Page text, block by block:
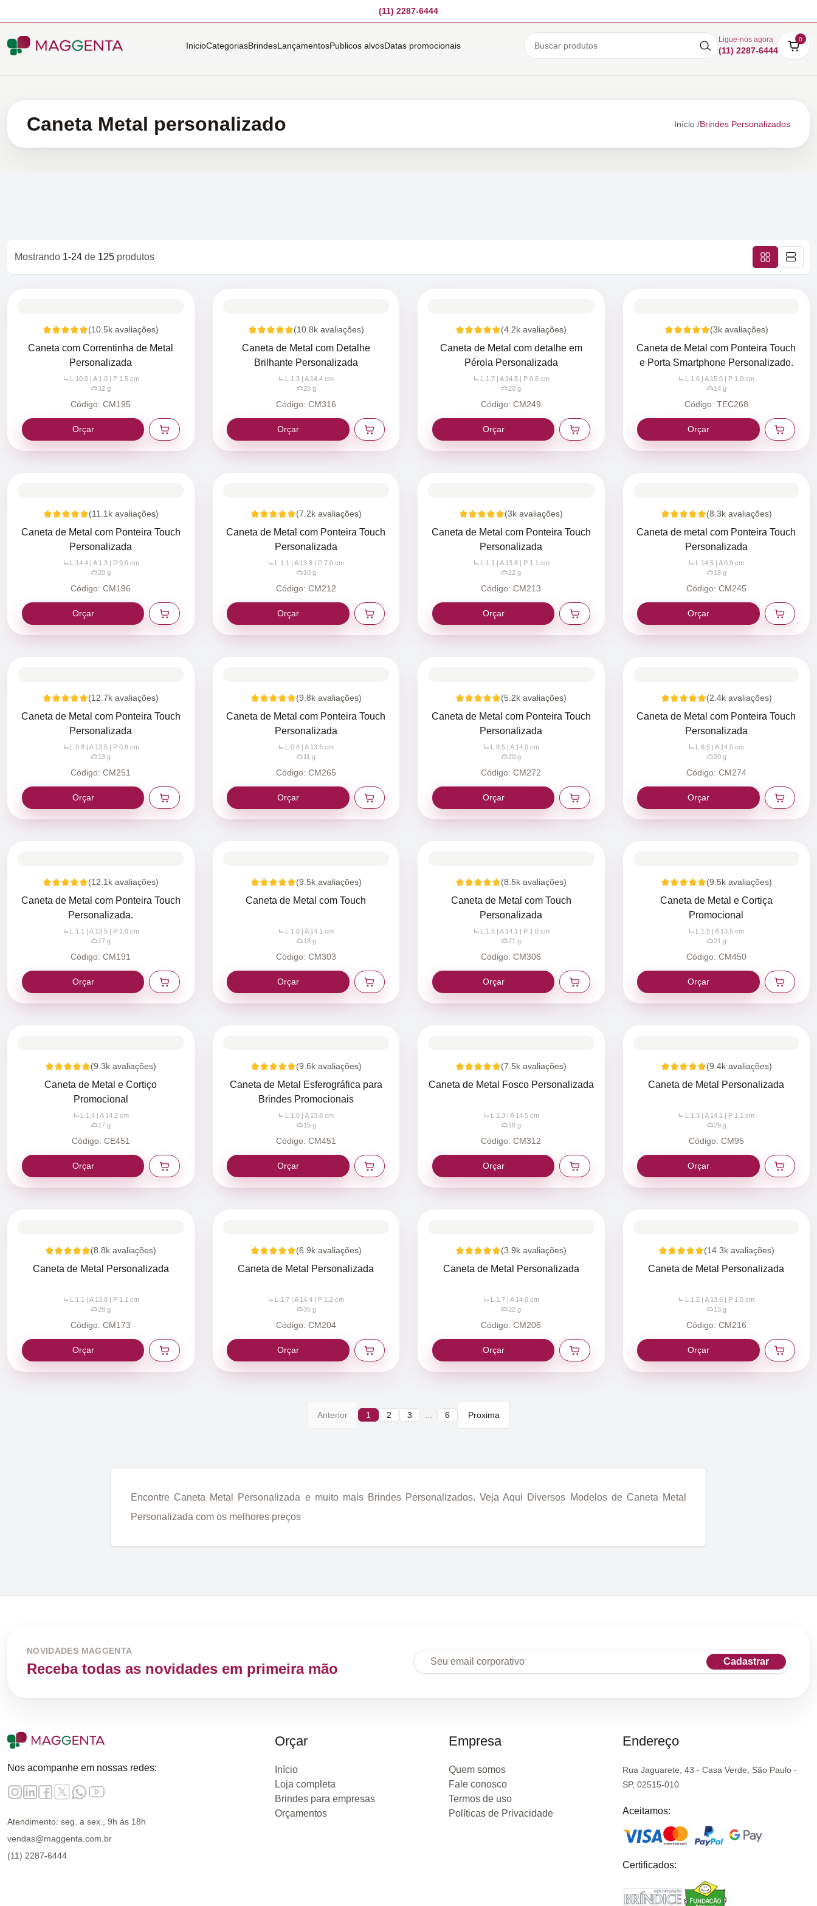
(11) 2287-6444
InicioCategoriasBrindesLançamentosPublicos alvosDatas promocionais
Ligue-nos agora
(11) 2287-6444
0
Caneta Metal personalizado Início /Brindes Personalizados
Mostrando 1-24 de 125 produtos
(10.5k avaliações)
Caneta com Correntinha de Metal
Personalizada
L 10.0 | A 1.0 | P 1.5cm
32 g
Código:CM195
Orçar
(10.8kavaliações)
Caneta de Metal com Detalhe
Brilhante Personalizada
L 1.3 | A 14.4 cm
20g
Código: CM316
Orçar
(4.2k avaliações)
Caneta de Metal com detalhe em
Pérola Personalizada
L 1.7 | A 14.5 | P 0.8cm
20 g
Código:CM249
Orçar
(3kavaliações)
Caneta de Metal com Ponteira Touch
e Porta Smartphone Personalizado.
L 1.6 | A 15.0 | P 1.0 cm
14g
Código: TEC268
Orçar
(11.1kavaliações)
Caneta de Metal com Ponteira Touch
Personalizada
L 14.4 | A 1.3 | P 9.0cm
20 g
Código:CM196
Orçar
(7.2kavaliações)
Caneta de Metal com Ponteira Touch
Personalizada
L 1.1 | A 13.8 | P 7.0 cm
10g
Código: CM212
Orçar
(3k avaliações)
Caneta de Metal com Ponteira Touch
Personalizada
L 1.1 | A 13.8 | P 1.1 cm
22 g
Código:CM213
Orçar
(8.3kavaliações)
Caneta de metal com Ponteira Touch
Personalizada
L 14.5 | A 0.9 cm
18g
Código: CM245
Orçar
(12.7k avaliações)
Caneta de Metal com Ponteira Touch
Personalizada
L 0.8 | A 13.5 | P 0.8cm
13 g
Código:CM251
Orçar
(9.8kavaliações)
Caneta de Metal com Ponteira Touch
Personalizada
L 0.8 | A 13.6 cm
11 g
Código: CM265
Orçar
(5.2k avaliações)
Caneta de Metal com Ponteira Touch
Personalizada
L 8.5 | A 14.0cm
20 g
Código:CM272
Orçar
(2.4kavaliações)
Caneta de Metal com Ponteira Touch
Personalizada
L 8.5 | A 14.0 cm
20g
Código: CM274
Orçar
(12.1k avaliações)
Caneta de Metal com Ponteira Touch
Personalizada.
L 1.1 | A 13.5 | P 1.0cm
17 g
Código:CM191
Orçar
(9.5kavaliações)
Caneta de Metal com Touch
L 1.0 | A 14.1 cm
18g
Código: CM303
Orçar
(8.5k avaliações)
Caneta de Metal com Touch
Personalizada
L 1.5 | A 14.1 | P 1.0cm
21 g
Código:CM306
Orçar
(9.5kavaliações)
Caneta de Metal e Cortiça
Promocional
L 1.5 | A 13.5 cm
21 g
Código: CM450
Orçar
(9.3k avaliações)
Caneta de Metal e Cortiço
Promocional
L 1.4 | A 14.2cm
17 g
Código: CE451
Orçar
(9.6kavaliações)
Caneta de Metal Esferográfica para
Brindes Promocionais
L 1.0 | A 13.8 cm
15g
Código: CM451
Orçar
(7.5k avaliações)
Caneta de Metal Fosco Personalizada
L 1.3 | A 14.5cm
18 g
Código:CM312
Orçar
(9.4kavaliações)
Caneta de Metal Personalizada
L 1.3 | A 14.1 | P 1.1 cm
29g
Código: CM95
Orçar
(8.8k avaliações)
Caneta de Metal Personalizada
L 1.1 | A 13.8 | P 1.1 cm
28 g
Código:CM173
Orçar
(6.9kavaliações)
Caneta de Metal Personalizada
L 1.7 | A 14.4 | P 1.2 cm
35g
Código: CM204
Orçar
(3.9k avaliações)
Caneta de Metal Personalizada
L 1.7 | A 14.0cm
22 g
Código:CM206
Orçar
(14.3kavaliações)
Caneta de Metal Personalizada
L 1.2 | A 13.6 | P 1.0 cm
13g
Código: CM216
Orçar
Anterior 1 2 3 6 Proxima
Encontre Caneta Metal Personalizada e muito mais Brindes Personalizados. Veja Aqui Diversos Modelos de Caneta Metal
Personalizada com os melhores preços
NOVIDADES MAGGENTA
Receba todas as novidades em primeira mão Cadastrar
Nos acompanhe em nossas redes:
Atendimento: seg. a sex., 9h às 18h
vendas@maggenta.com.br
(11) 2287-6444
Orçar
Início
Loja completa
Brindes para empresas
Orçamentos
Empresa
Quem somos
Fale conosco
Termos de uso
Políticas de Privacidade
Endereço
Rua Jaguarete, 43 - Casa Verde, São Paulo -
SP, 02515-010
Aceitamos:
Certificados: